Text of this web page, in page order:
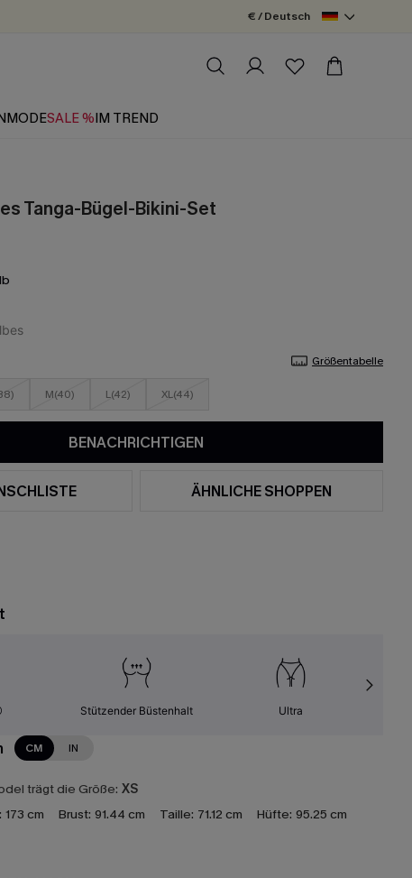
€ / Deutsch
SALE %IM TREND
Tanga-Bügel-Bikini-Set
Größentabelle
M(40) L(42) XL(44)
BENACHRICHTIGEN
ÄHNLICHE SHOPPEN
Stützender Büstenhalt Ultra
CM IN
trägt die Größe: XS
173 cm Brust: 91.44 cm Taille: 71.12 cm Hüfte: 95.25 cm